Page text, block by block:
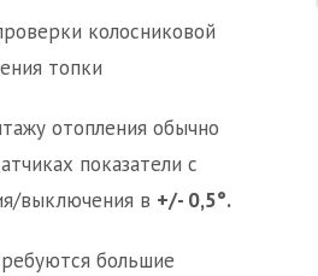
колосниковой
топки
отопления обычно
показатели с
выключения в +/- 0,5°.
большие